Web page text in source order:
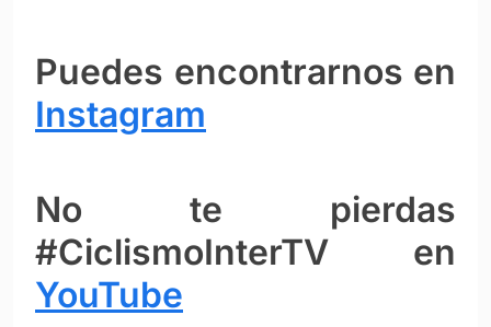
Puedes encontrarnos en
Instagram
No te pierdas
#CiclismoInterTV en
YouTube